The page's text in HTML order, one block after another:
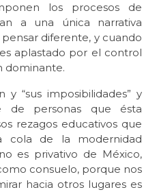
los procesos de
a una única narrativa
diferente, y cuando
aplastado por el control
dominante.
“sus imposibilidades” y
de personas que ésta
rezagos educativos que
cola de la modernidad
es privativo de México,
consuelo, porque nos
hacia otros lugares es